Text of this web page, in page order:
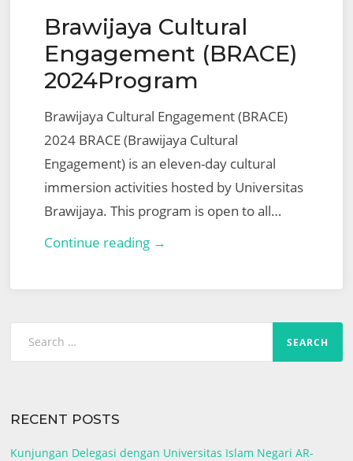
Sulthan
Thaha
Saifuddin
ke
Kedutaan
Besar
Indonesia
di
Brawijaya Cultural
Engagement (BRACE)
2024Program
Brawijaya Cultural Engagement (BRACE)
2024 BRACE (Brawijaya Cultural
Engagement) is an eleven-day cultural
immersion activities hosted by Universitas
Brawijaya. This program is open to all…
Continue reading →
Engagement
RECENT POSTS
Kunjungan Delegasi dengan Universitas Islam Negari AR-